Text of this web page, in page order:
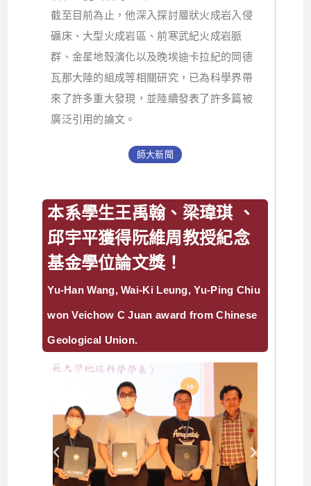
截至目前為止，他深入探討層狀火成岩入侵
礦床、大型火成岩區、前寒武紀火成岩脈
群、金星地殼演化以及晚埃迪卡拉紀的岡德
瓦那大陸的組成等相關研究，已為科學界帶
來了許多重大發現，並陸續發表了許多篇被
廣泛引用的論文。
師大新聞
本系學生王禹翰、梁瑋琪 、
邱宇平獲得阮維周教授紀念
基金學位論文獎！
Yu-Han Wang, Wai-Ki Leung, Yu-Ping Chiu
won Veichow C Juan award from Chinese
Geological Union.